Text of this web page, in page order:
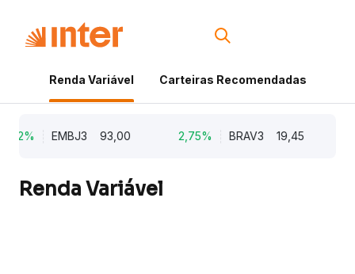
Renda Variável Carteiras Recomendadas
EMBJ3 93,00 2,75% BRAV3 19,45
Renda Variável